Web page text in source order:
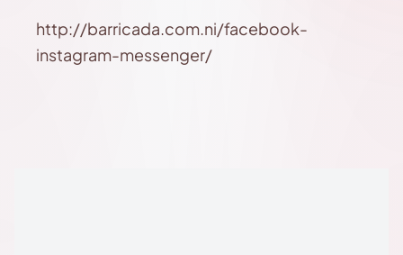
http://barricada.com.ni/facebook-
instagram-messenger/